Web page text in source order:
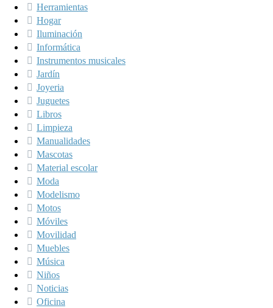
Herramientas
Hogar
Iluminación
Informática
Instrumentos musicales
Jardín
Joyeria
Juguetes
Libros
Limpieza
Manualidades
Mascotas
Material escolar
Moda
Modelismo
Motos
Móviles
Movilidad
Muebles
Música
Niños
Noticias
Oficina